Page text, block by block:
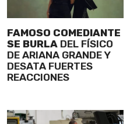
FAMOSO COMEDIANTE
SE BURLA DEL FÍSICO
DE ARIANA GRANDE Y
DESATA FUERTES
REACCIONES